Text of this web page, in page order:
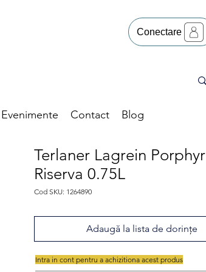
Conectare
Evenimente Contact Blog
Terlaner Lagrein Porphyr
Riserva 0.75L
Cod SKU: 1264890
Adaugă la lista de dorințe
Intra in cont pentru a achizitiona acest produs